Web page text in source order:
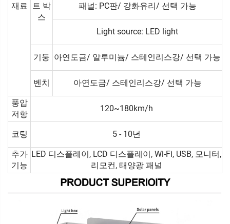
재료
트 박
스
패널: PC판/ 강화유리/ 선택 가능
Light source: LED light
기둥 아연도금/ 알루미늄/ 스테인리스강/ 선택 가능
벤치 아연도금/ 스테인리스강/ 선택 가능
풍압
저항
120~180km/h
코팅 5 - 10년
추가
기능
LED 디스플레이, LCD 디스플레이, Wi-Fi, USB, 모니터,
리모컨, 태양광 패널